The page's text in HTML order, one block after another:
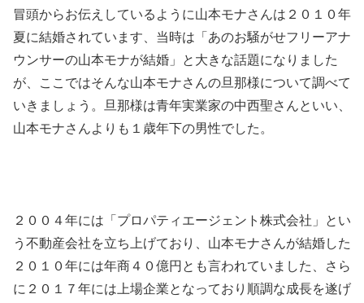
冒頭からお伝えしているように山本モナさんは２０１０年
夏に結婚されています、当時は「あのお騒がせフリーアナ
ウンサーの山本モナが結婚」と大きな話題になりました
が、ここではそんな山本モナさんの旦那様について調べて
いきましょう。旦那様は青年実業家の中西聖さんといい、
山本モナさんよりも１歳年下の男性でした。
２００４年には「プロパティエージェント株式会社」とい
う不動産会社を立ち上げており、山本モナさんが結婚した
２０１０年には年商４０億円とも言われていました、さら
に２０１７年には上場企業となっており順調な成長を遂げ